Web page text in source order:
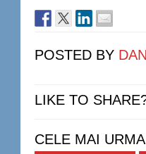
POSTED BY DAN
LIKE TO
CELE MAI